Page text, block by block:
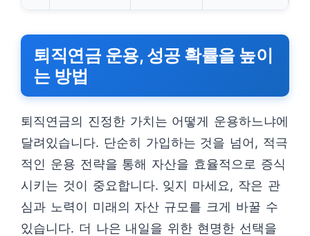
퇴직연금 운용, 성공 확률을 높이
는 방법
퇴직연금의 진정한 가치는 어떻게 운용하느냐에
달려있습니다. 단순히 가입하는 것을 넘어, 적극
적인 운용 전략을 통해 자산을 효율적으로 증식
시키는 것이 중요합니다. 잊지 마세요, 작은 관
심과 노력이 미래의 자산 규모를 크게 바꿀 수
있습니다. 더 나은 내일을 위한 현명한 선택을